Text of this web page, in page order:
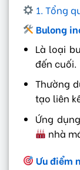
1. Tổng
Bulong
Là loại
đến cuối.
Thường
tạo liên
Ứng
nhà
Ưu điểm